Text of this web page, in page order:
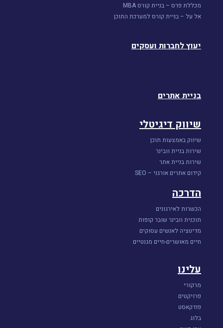
מכללת פרס – בניית קורס MBA
אל על – בניית קורס למערכת התוכן
יעוץ לחברות ועסקים
בניית אתרים
שיווק דיגיטלי
שיווק באמצעות תוכן
שירות בניית וובינר
שירות בניית אתר
קידום אתרים אורגני – SEO
הדרכה
הכשרות לאירגונים
תוכנית וובינר שובר קופות
מדיטציה לאנשים עסוקים
חיים מאושרים-חיים מגנטיים
עלינו
מרקורי
פרויקטים
פודקאסט
בלוג